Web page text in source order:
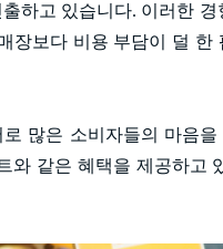
하고 있습니다. 이러한
장보다 비용 부담이 덜
많은 소비자들의 마음
와 같은 혜택을 제공하고